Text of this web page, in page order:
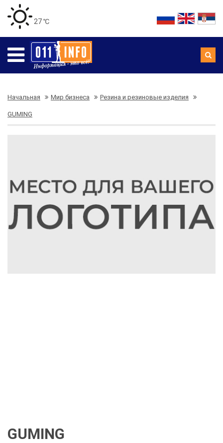
27 ℃
Начальная Мир бизнеса Резина и резиновые изделия
GUMING
GUMING